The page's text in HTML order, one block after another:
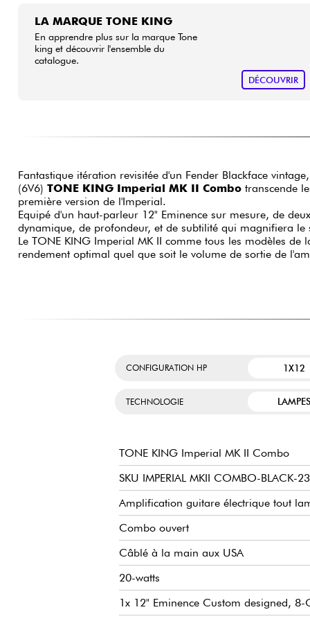
LA MARQUE TONE KING
En apprendre plus sur la marque Tone
king et découvrir l'ensemble du
catalogue.
DÉCOUVRIR
Fantastique itération revisitée d'un Fender Blackface
(6V6) TONE KING Imperial MK II Combotranscende
première version de l'Imperial.
Equipé d'un haut-parleur 12" Eminence sur mesure, de
dynamique, de profondeur, et de subtilité qui magnifiera le
Le TONE KING Imperial MK II comme tous les modèles
rendement optimal quel que soit le volume de sortie de
CONFIGURATION HP 1X12
TECHNOLOGIE
TONE KING Imperial MK II Combo
SKU IMPERIAL MKII COMBO-BLACK-
Amplification guitare électrique tout
Combo ouvert
Câblé à la main aux USA
20-watts
1x 12" Eminence Custom designed,